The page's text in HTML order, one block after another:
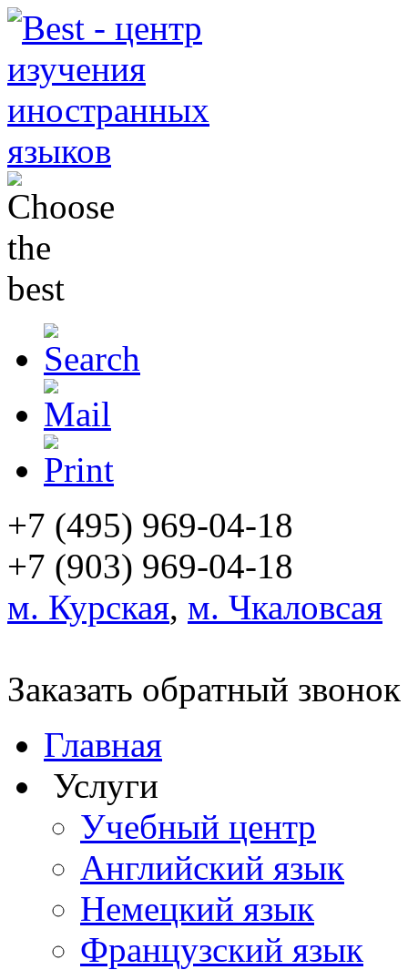
+7 (495) 969-04-18
+7 (903) 969-04-18
м. Курская, м. Чкаловсая
Заказать обратный звонок
Главная
Услуги
Учебный центр
Английский язык
Немецкий язык
Французский язык